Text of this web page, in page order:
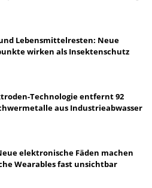
Lebensmittelresten: Neue
wirken als Insektenschutz
Technologie entfernt 92
aus Industrieabwasser
elektronische Fäden machen
Wearables fast unsichtbar